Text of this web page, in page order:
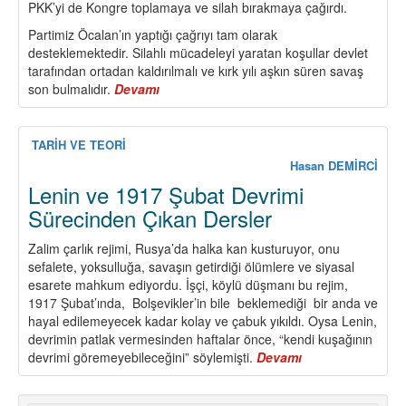
PKK’yi de Kongre toplamaya ve silah bırakmaya çağırdı.
Partimiz Öcalan’ın yaptığı çağrıyı tam olarak
desteklemektedir. Silahlı mücadeleyi yaratan koşullar devlet
tarafından ortadan kaldırılmalı ve kırk yılı aşkın süren savaş
son bulmalıdır. Devamı
“Barış
ve
Üzerine
Görüş
ve
Tutumumuzdur
TARİH VE TEORİ
Hasan DEMİRCİ
Lenin ve 1917 Şubat Devrimi
Sürecinden Çıkan Dersler
Zalim çarlık rejimi, Rusya’da halka kan kusturuyor, onu
sefalete, yoksulluğa, savaşın getirdiği ölümlere ve siyasal
esarete mahkum ediyordu. İşçi, köylü düşmanı bu rejim,
1917 Şubat’ında, Bolşevikler’in bile beklemediği bir anda ve
hayal edilemeyecek kadar kolay ve çabuk yıkıldı. Oysa Lenin,
devrimin patlak vermesinden haftalar önce, “kendi kuşağının
devrimi göremeyebileceğini” söylemişti. Devamı
Lenin
ve